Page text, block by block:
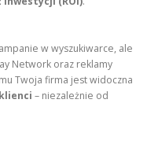
w wyszukiwarce, ale
Network oraz reklamy
Twoja firma jest widoczna
– niezależnie od